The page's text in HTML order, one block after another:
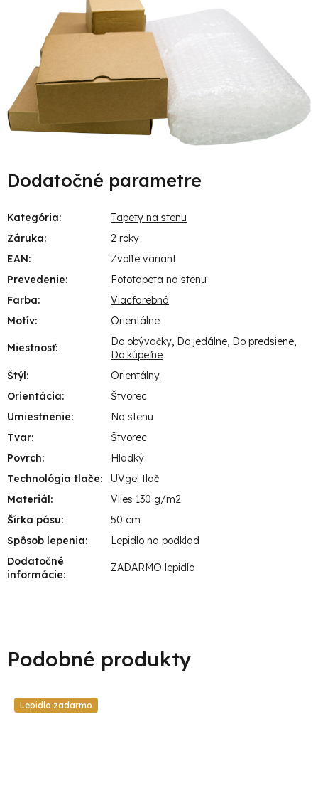
Dodatočné parametre
Kategória:
Tapety na stenu
Záruka:
2 roky
EAN:
Zvoľte variant
Prevedenie:
Fototapeta na stenu
Farba:
Viacfarebná
Motív: Orientálne
Miestnosť: Do obývačky, Do jedálne, Do predsiene,
Do kúpeľne
Štýl:
Orientálny
Orientácia:
Štvorec
Umiestnenie:
Na stenu
Tvar:
Štvorec
Povrch:
Hladký
Technológia tlače:
UVgel tlač
Materiál:
Vlies 130 g/m2
Šírka pásu:
50 cm
Spôsob lepenia:
Lepidlo na podklad
Dodatočné
informácie:
ZADARMO lepidlo
Lepidlo zadarmo